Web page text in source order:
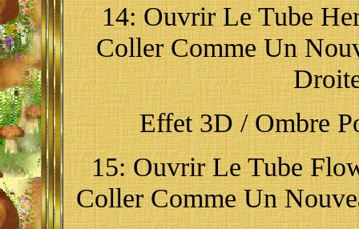
14: Ouvrir Le Tube
Coller Comme Un
Effet 3D / Ombre
15: Ouvrir Le Tube
Coller Comme Un